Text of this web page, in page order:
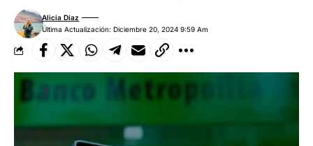
Última Actualización: Diciembre 20, 2024 9:59 Am
Alicia Díaz